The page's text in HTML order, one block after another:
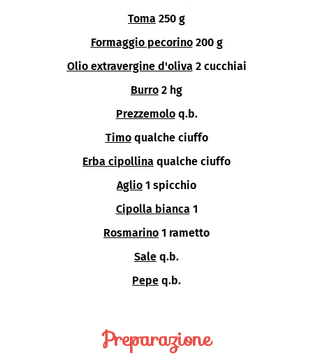
Toma 250 g
Formaggio pecorino 200 g
Olio extravergine d'oliva 2 cucchiai
Burro 2 hg
Prezzemolo q.b.
Timo qualche ciuffo
Erba cipollina qualche ciuffo
Aglio 1 spicchio
Cipolla bianca 1
Rosmarino 1 rametto
Sale q.b.
Pepe q.b.
Preparazione